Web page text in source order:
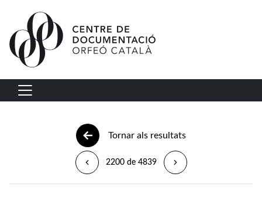
Vés al contingut
Navegació principal
Tornar als resultats
2200 de 4839